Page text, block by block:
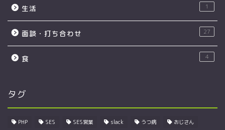
生活 1
面談・打ち合わせ 27
食 4
タグ
PHP SES SES営業 slack うつ病 おじさん